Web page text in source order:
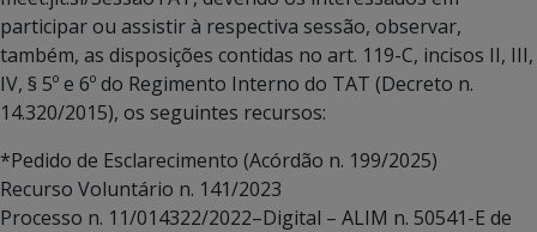
participar ou assistir à respectiva sessão, observar,
também, as disposições contidas no art. 119-C, incisos II, III,
IV, § 5º e 6º do Regimento Interno do TAT (Decreto n.
14.320/2015), os seguintes recursos:
*Pedido de Esclarecimento (Acórdão n. 199/2025)
Recurso Voluntário n. 141/2023
Processo n. 11/014322/2022–Digital – ALIM n. 50541-E de